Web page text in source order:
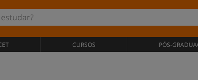
CURSOS PÓS-